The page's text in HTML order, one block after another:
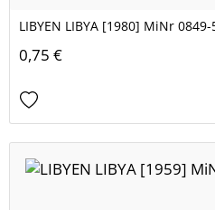
LIBYEN LIBYA [1980] MiNr
0,75 €